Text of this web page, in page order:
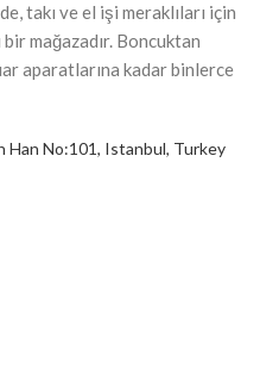
takı ve el işi meraklıları için
mağazadır. Boncuktan
aparatlarına kadar binlerce
Han No:101, Istanbul, Turkey